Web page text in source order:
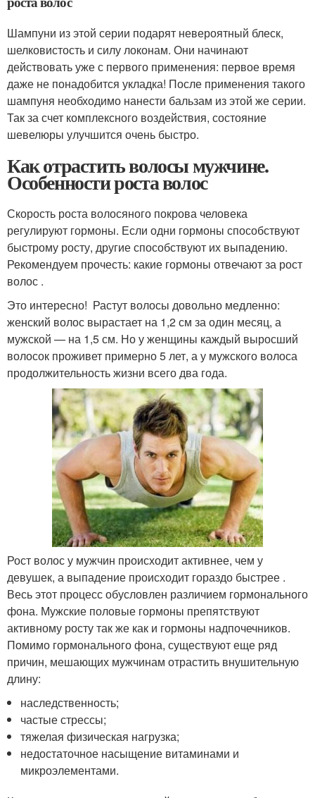
Шампуни из этой серии подарят невероятный блеск,
шелковистость и силу локонам. Они начинают
действовать уже с первого применения: первое время
даже не понадобится укладка! После применения такого
шампуня необходимо нанести бальзам из этой же серии.
Так за счет комплексного воздействия, состояние
шевелюры улучшится очень быстро.
Как отрастить волосы мужчине.
Особенности роста волос
Скорость роста волосяного покрова человека
регулируют гормоны. Если одни гормоны способствуют
быстрому росту, другие способствуют их выпадению.
Рекомендуем прочесть: какие гормоны отвечают за рост
волос .
Это интересно! Растут волосы довольно медленно:
женский волос вырастает на 1,2 см за один месяц, а
мужской — на 1,5 см. Но у женщины каждый выросший
волосок проживет примерно 5 лет, а у мужского волоса
продолжительность жизни всего два года.
Рост волос у мужчин происходит активнее, чем у
девушек, а выпадение происходит гораздо быстрее .
Весь этот процесс обусловлен различием гормонального
фона. Мужские половые гормоны препятствуют
активному росту так же как и гормоны надпочечников.
Помимо гормонального фона, существуют еще ряд
причин, мешающих мужчинам отрастить внушительную
длину:
наследственность;
частые стрессы;
тяжелая физическая нагрузка;
недостаточное насыщение витаминами и
микроэлементами.